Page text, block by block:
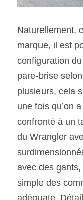
Naturellement,
marque, il est
configuration
pare-brise
plusieurs, cela
une fois qu’on
confronté à un
du Wrangler
avec des
simple des
adéquate.